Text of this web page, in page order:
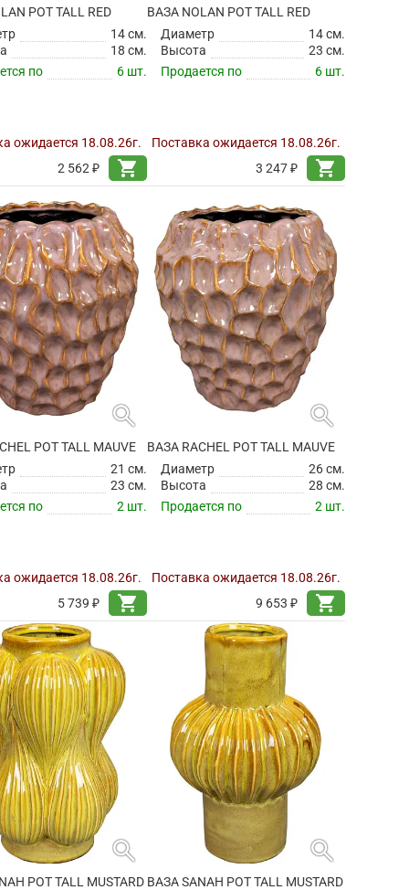
POT TALL RED
14 см.
18 см.
по
6 шт.
ожидается 18.08.26г.
2 562 ₽
shopping_cart
ВАЗА NOLAN POT TALL RED
Диаметр
14 см.
Высота
23 см.
Продается по
6 шт.
Поставка ожидается 18.08.26г.
3 247 ₽
shopping_cart
search
POT TALL MAUVE
21 см.
23 см.
по
2 шт.
ожидается 18.08.26г.
5 739 ₽
shopping_cart
search
ВАЗА RACHEL POT TALL MAUVE
Диаметр
26 см.
Высота
28 см.
Продается по
2 шт.
Поставка ожидается 18.08.26г.
9 653 ₽
shopping_cart
search
POT TALL MUSTARD
search
ВАЗА SANAH POT TALL MUSTARD